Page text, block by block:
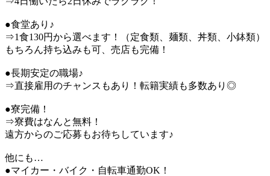
●食堂あり♪
⇒1食130円から選べます！（定食類、麺類、丼類、小鉢類）
もちろん持ち込みも可、売店も完備！
●長期安定の職場♪
⇒直接雇用のチャンスもあり！転籍実績も多数あり◎
●寮完備！
⇒寮費はなんと無料！
遠方からのご応募もお待ちしています♪
他にも…
●マイカー・バイク・自転車通勤OK！